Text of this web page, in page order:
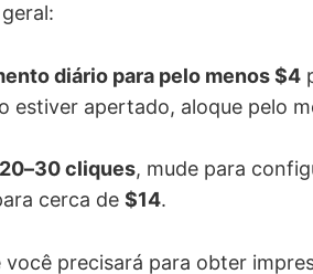
diário para pelo menos $4
estiver apertado, aloque pelo
20–30 cliques, mude para
cerca de $14.
você precisará para obter